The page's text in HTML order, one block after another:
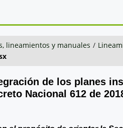
lineamientos y manuales /
de los planes
Nacional 612 de